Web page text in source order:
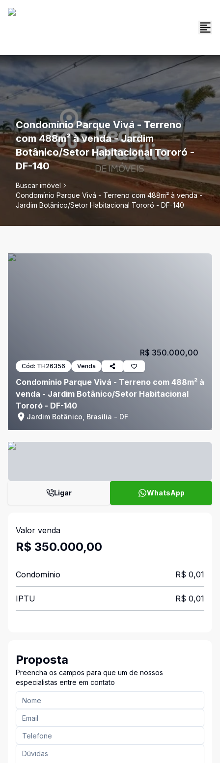
Condomínio Parque Vivá - Terreno
com 488m² à venda - Jardim
Botânico/Setor Habitacional Tororó -
DF-140
Buscar imóvel
Condomínio Parque Vivá - Terreno com 488m² à venda -
Jardim Botânico/Setor Habitacional Tororó - DF-140
Cód: TH26356 Venda
Condomínio Parque Vivá - Terreno com 488m² à
venda - Jardim Botânico/Setor Habitacional
Tororó - DF-140
Jardim Botânico, Brasília - DF
R$ 350.000,00
Ligar WhatsApp
Valor venda
R$ 350.000,00
Condomínio R$ 0,01
IPTU R$ 0,01
Proposta
Preencha os campos para que um de nossos
especialistas entre em contato